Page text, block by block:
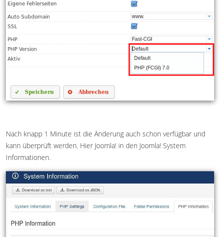
Nach knapp 1 Minute ist die Änderung auch schon verfügbar und
kann überprüft werden. Hier Joomla! in den Joomla! System
Informationen.